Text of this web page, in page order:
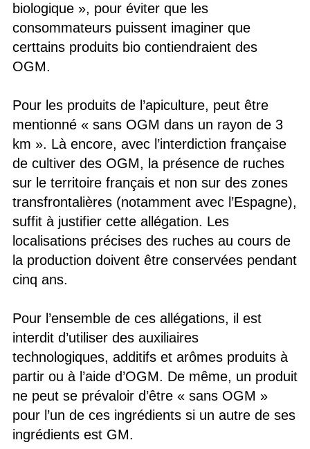
biologique », pour éviter que les
consommateurs puissent imaginer que
certtains produits bio contiendraient des
OGM.
Pour les produits de l’apiculture, peut être
mentionné « sans OGM dans un rayon de 3
km ». Là encore, avec l’interdiction française
de cultiver des OGM, la présence de ruches
sur le territoire français et non sur des zones
transfrontalières (notamment avec l’Espagne),
suffit à justifier cette allégation. Les
localisations précises des ruches au cours de
la production doivent être conservées pendant
cinq ans.
Pour l’ensemble de ces allégations, il est
interdit d’utiliser des auxiliaires
technologiques, additifs et arômes produits à
partir ou à l’aide d’OGM. De même, un produit
ne peut se prévaloir d’être « sans OGM »
pour l’un de ces ingrédients si un autre de ses
ingrédients est GM.